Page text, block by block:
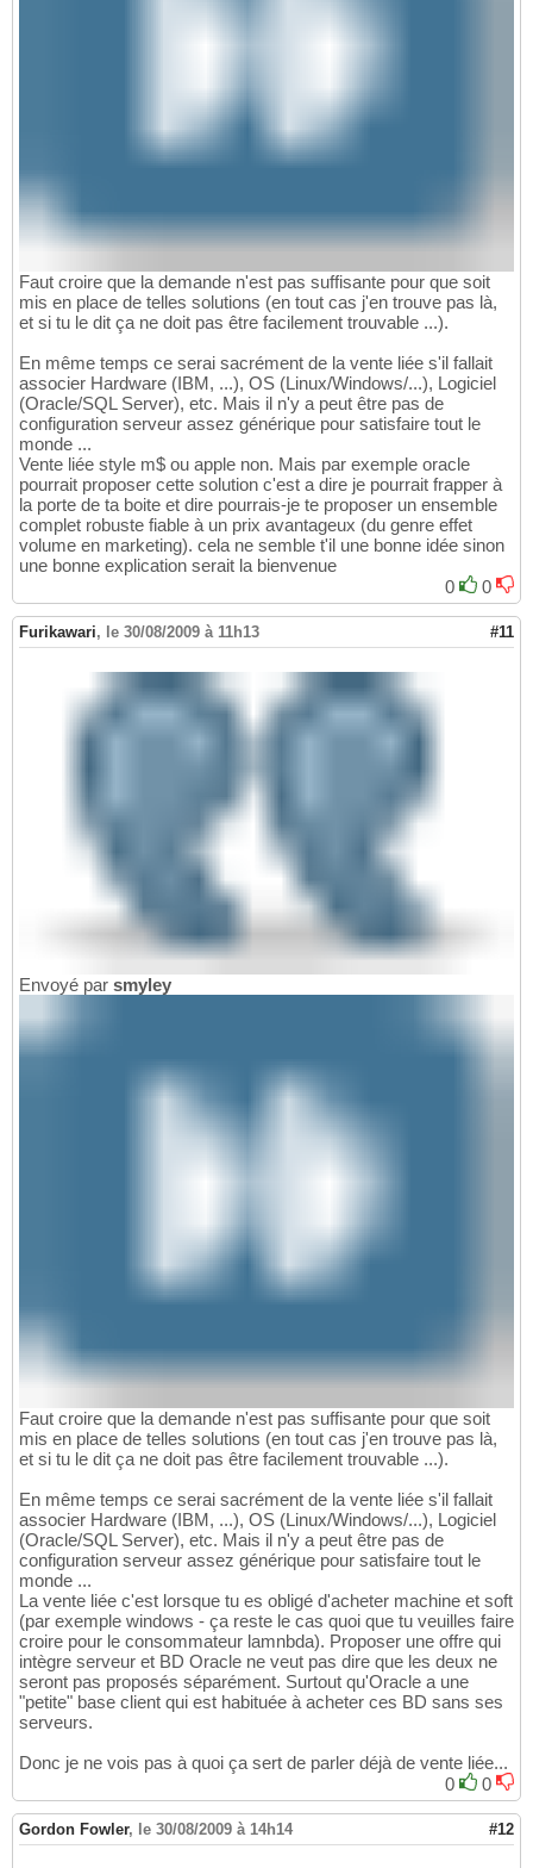
Faut croire que la demande n'est pas suffisante pour que soit
mis en place de telles solutions (en tout cas j'en trouve pas là,
et si tu le dit ça ne doit pas être facilement trouvable ...).
En même temps ce serai sacrément de la vente liée s'il fallait
associer Hardware (IBM, ...), OS (Linux/Windows/...), Logiciel
(Oracle/SQL Server), etc. Mais il n'y a peut être pas de
configuration serveur assez générique pour satisfaire tout le
monde ...
Vente liée style m$ ou apple non. Mais par exemple oracle
pourrait proposer cette solution c'est a dire je pourrait frapper à
la porte de ta boite et dire pourrais-je te proposer un ensemble
complet robuste fiable à un prix avantageux (du genre effet
volume en marketing). cela ne semble t'il une bonne idée sinon
une bonne explication serait la bienvenue
0
0
Furikawari, le 30/08/2009 à 11h13 #11
Envoyé par smyley
Faut croire que la demande n'est pas suffisante pour que soit
mis en place de telles solutions (en tout cas j'en trouve pas là,
et si tu le dit ça ne doit pas être facilement trouvable ...).
En même temps ce serai sacrément de la vente liée s'il fallait
associer Hardware (IBM, ...), OS (Linux/Windows/...), Logiciel
(Oracle/SQL Server), etc. Mais il n'y a peut être pas de
configuration serveur assez générique pour satisfaire tout le
monde ...
La vente liée c'est lorsque tu es obligé d'acheter machine et soft
(par exemple windows - ça reste le cas quoi que tu veuilles faire
croire pour le consommateur lamnbda). Proposer une offre qui
intègre serveur et BD Oracle ne veut pas dire que les deux ne
seront pas proposés séparément. Surtout qu'Oracle a une
"petite" base client qui est habituée à acheter ces BD sans ses
serveurs.
Donc je ne vois pas à quoi ça sert de parler déjà de vente liée...
0
0
Gordon Fowler, le 30/08/2009 à 14h14 #12